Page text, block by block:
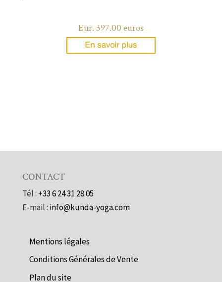
Eur. 397.00 euros
CONTACT
Tél : +33 6 24 31 28 05
E-mail : info@kunda-yoga.com
Mentions légales
Conditions Générales de Vente
Plan du site